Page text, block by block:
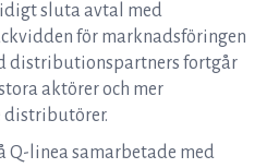
sluta avtal med
för marknadsföringen
distributionspartners fortgår
aktörer och mer
distributörer.
Q-linea samarbetade med